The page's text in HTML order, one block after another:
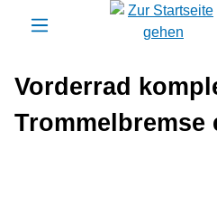
springen
Vorderrad
Trommelbremse